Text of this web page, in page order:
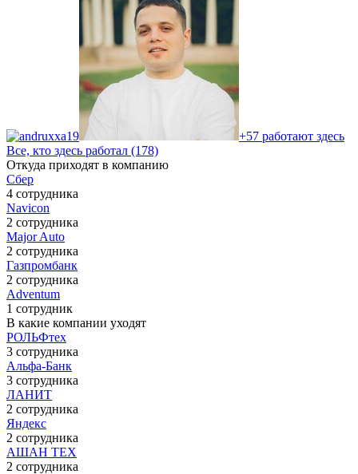
+57 работают здесь
Все, кто здесь работал (178)
Откуда приходят в компанию
Сбер
4 сотрудника
Navicon
2 сотрудника
Major Auto
2 сотрудника
Газпромбанк
2 сотрудника
Adventum
1 сотрудник
В какие компании уходят
РОЛЬФтех
3 сотрудника
Альфа-Банк
3 сотрудника
ЛАНИТ
2 сотрудника
Яндекс
2 сотрудника
АШАН ТЕХ
2 сотрудника